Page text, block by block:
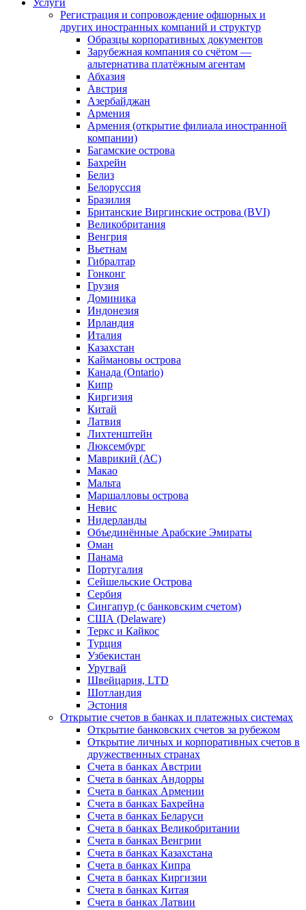
Услуги
Регистрация и сопровождение офшорных и
других иностранных компаний и структур
Образцы корпоративных документов
Зарубежная компания со счётом —
альтернатива платёжным агентам
Абхазия
Австрия
Азербайджан
Армения
Армения (открытие филиала иностранной
компании)
Багамские острова
Бахрейн
Белиз
Белоруссия
Бразилия
Британские Виргинские острова (BVI)
Великобритания
Венгрия
Вьетнам
Гибралтар
Гонконг
Грузия
Доминика
Индонезия
Ирландия
Италия
Казахстан
Каймановы острова
Канада (Ontario)
Кипр
Киргизия
Китай
Латвия
Лихтенштейн
Люксембург
Маврикий (АС)
Макао
Мальта
Маршалловы острова
Нeвис
Нидерланды
Объединённые Арабские Эмираты
Оман
Панама
Португалия
Сейшельские Острова
Сербия
Сингапур (c банковским счетом)
США (Delaware)
Теркс и Кайкос
Турция
Узбекистан
Уругвай
Швейцария, LTD
Шотландия
Эстония
Открытие счетов в банках и платежных системах
Открытие банковских счетов за рубежом
Открытие личных и корпоративных счетов в
дружественных странах
Счета в банках Австрии
Счета в банках Андорры
Счета в банках Армении
Счета в банках Бахрейна
Счета в банках Беларуси
Счета в банках Великобритании
Счета в банках Венгрии
Счета в банках Казахстана
Счета в банках Кипра
Счета в банках Киргизии
Счета в банках Китая
Счета в банках Латвии